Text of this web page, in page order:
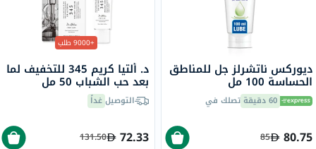
ديوركس ناتشرلز جل للمناطق
الحساسة 100 مل
60 دقيقة تصلك في
80.75
85
+9000 طلب
د. ألتيا كريم 345 للتخفيف لما
بعد حب الشباب 50 مل
التوصيلغداً
72.33
131.50